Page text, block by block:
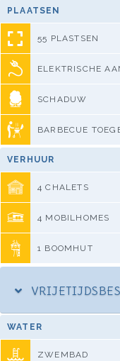
PLAATSEN
55 PLASTSEN
ELEKTRISCHE
SCHADUW
BARBECUE
VERHUUR
4 CHALETS
4 MOBILHOMES
1 BOOMHUT
WATER
ZWEMBAD